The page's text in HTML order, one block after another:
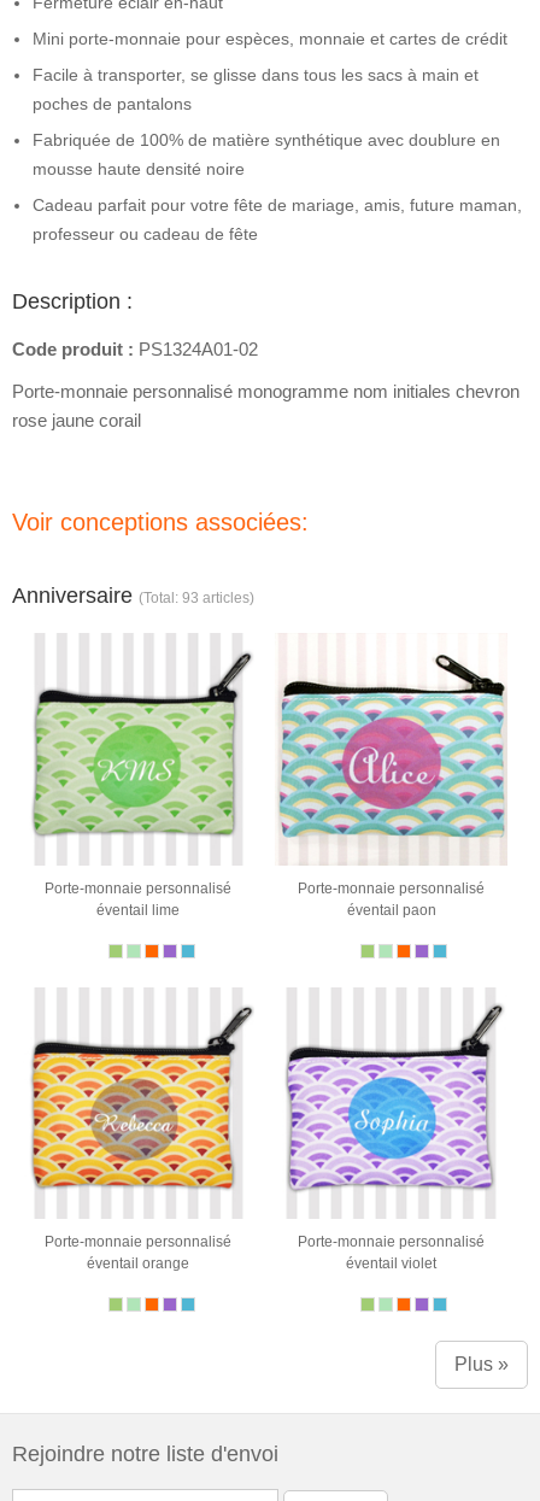
Mini porte-monnaie pour espèces, monnaie et cartes de crédit
Facile à transporter, se glisse dans tous les sacs à main et
poches de pantalons
Fabriquée de 100% de matière synthétique avec doublure en
mousse haute densité noire
Cadeau parfait pour votre fête de mariage, amis, future maman,
professeur ou cadeau de fête
Description :
Code produit : PS1324A01-02
Porte-monnaie personnalisé monogramme nom initiales chevron
rose jaune corail
Voir conceptions associées:
Anniversaire (Total: 93 articles)
Porte-monnaie personnalisé
éventail lime
Porte-monnaie personnalisé
éventail paon
Porte-monnaie personnalisé
éventail orange
Porte-monnaie personnalisé
éventail violet
Plus »
Rejoindre notre liste d'envoi